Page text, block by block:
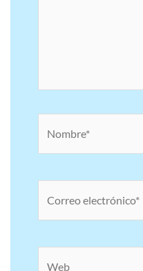
electrónico*